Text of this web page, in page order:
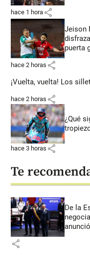
hace 1 hora share
Jeison
puerta
hace 2 horas share
¡Vuelta, vuelta! Los
hace 2 horas share
¿Qué
hace 3 horas share
Te
De la
share